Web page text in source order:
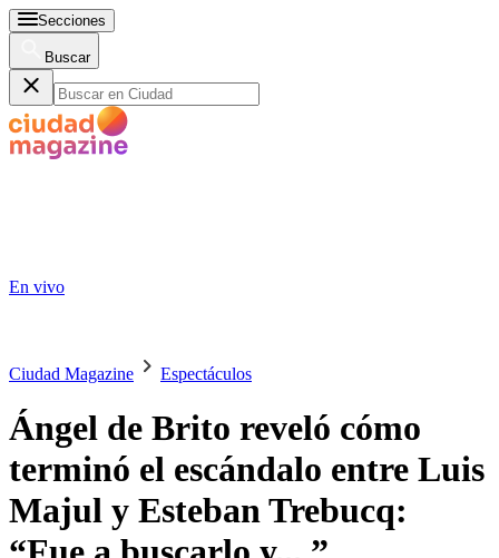
Secciones
Buscar
En vivo
Ciudad Magazine Espectáculos
Ángel de Brito reveló cómo
terminó el escándalo entre Luis
Majul y Esteban Trebucq: